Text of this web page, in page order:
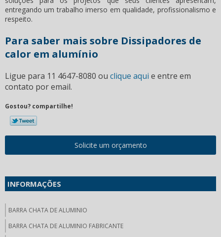
entregando um trabalho imerso em qualidade, profissionalismo e
respeito.
Para saber mais sobre Dissipadores de
calor em alumínio
Ligue para 11 4647-8080 ou clique aqui e entre em
contato por email.
Gostou? compartilhe!
Solicite um orçamento
INFORMAÇÕES
BARRA CHATA DE ALUMINIO
BARRA CHATA DE ALUMINIO FABRICANTE